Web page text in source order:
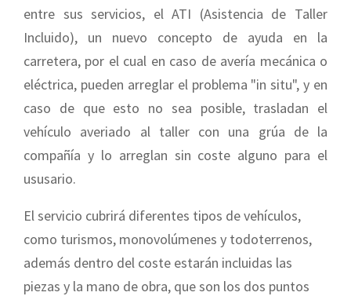
entre sus servicios, el ATI (Asistencia de Taller
Incluido), un nuevo concepto de ayuda en la
carretera, por el cual en caso de avería mecánica o
eléctrica, pueden arreglar el problema "in situ", y en
caso de que esto no sea posible, trasladan el
vehículo averiado al taller con una grúa de la
compañía y lo arreglan sin coste alguno para el
ususario.
El servicio cubrirá diferentes tipos de vehículos,
como turismos, monovolúmenes y todoterrenos,
además dentro del coste estarán incluidas las
piezas y la mano de obra, que son los dos puntos